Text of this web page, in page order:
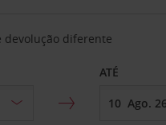
devolução diferente
ATÉ